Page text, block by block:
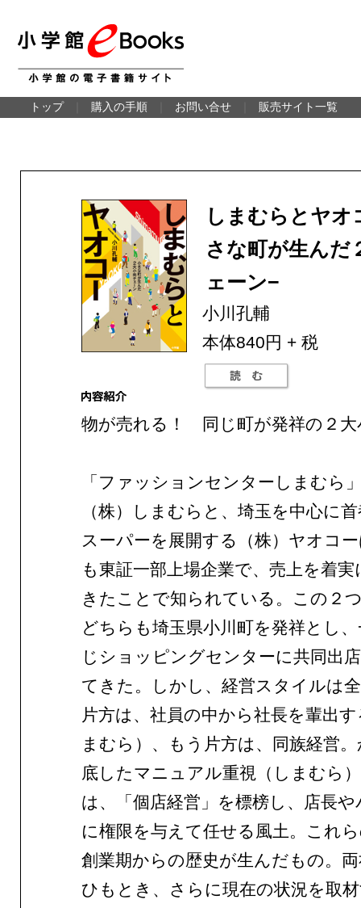
トップ 購入の手順 お問い合せ 販売サイト一覧
しまむらとヤ
さな町が生んだ
ェーン−
小川孔輔
本体840円 + 税
物が売れる！ 同じ町が発祥の２大
「ファッションセンターしまむら
（株）しまむらと、埼玉を中心に
スーパーを展開する（株）ヤオコ
も東証一部上場企業で、売上を着
きたことで知られている。この２
どちらも埼玉県小川町を発祥とし
じショッピングセンターに共同出
てきた。しかし、経営スタイルは
片方は、社員の中から社長を輩出
まむら）、もう片方は、同族経営
底したマニュアル重視（しまむら
は、「個店経営」を標榜し、店長
に権限を与えて任せる風土。これ
創業期からの歴史が生んだもの。
ひもとき、さらに現在の状況を取